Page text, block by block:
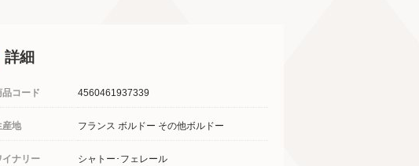
詳細
品コード 4560461937339
産地 フランス ボルドー その他ボルドー
イナリー シャトー･フェレール